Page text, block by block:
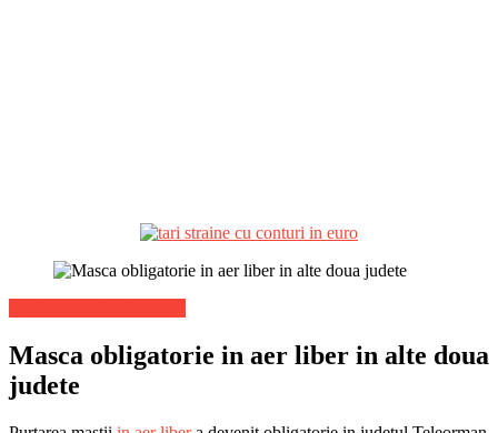
Masca obligatorie in aer liber in alte doua
judete